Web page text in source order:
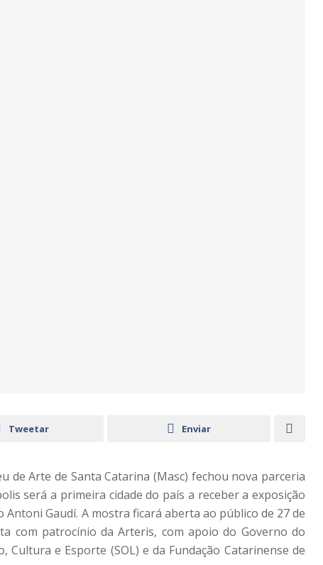
Tweetar Enviar
de Arte de Santa Catarina (Masc) fechou nova parceria
será a primeira cidade do país a receber a exposição
Gaudí. A mostra ficará aberta ao público de 27 de
com patrocínio da Arteris, com apoio do Governo do
Cultura e Esporte (SOL) e da Fundação Catarinense de